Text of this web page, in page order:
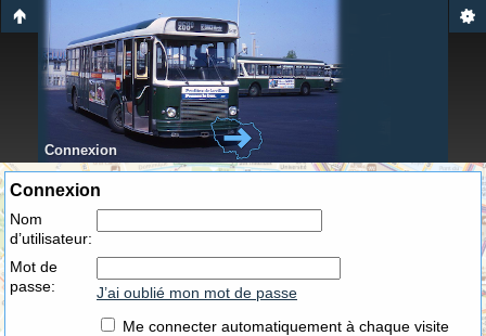
Connexion
Connexion
Nom
d’utilisateur:
Mot de
passe:
J’ai oublié mon mot de passe
Me connecter automatiquement à chaque visite